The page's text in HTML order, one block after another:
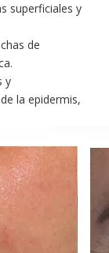
superficiales y
de
y
la epidermis,